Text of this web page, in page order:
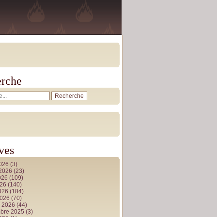
(3)
(23)
(109)
(140)
(184)
(70)
2026 (44)
2025 (3)